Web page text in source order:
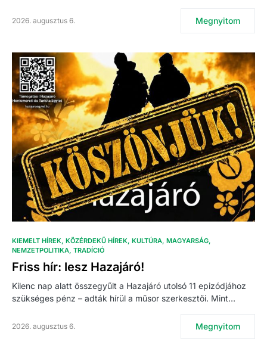
2026. augusztus 6. Megnyitom
KIEMELT HÍREK KÖZÉRDEKŰ HÍREK KULTÚRA MAGYARSÁG
NEMZETPOLITIKA TRADÍCIÓ
Friss hír: lesz Hazajáró!
Kilenc nap alatt összegyűlt a Hazajáró utolsó 11 epizódjához
szükséges pénz – adták hírül a műsor szerkesztői. Mint…
2026. augusztus 6. Megnyitom